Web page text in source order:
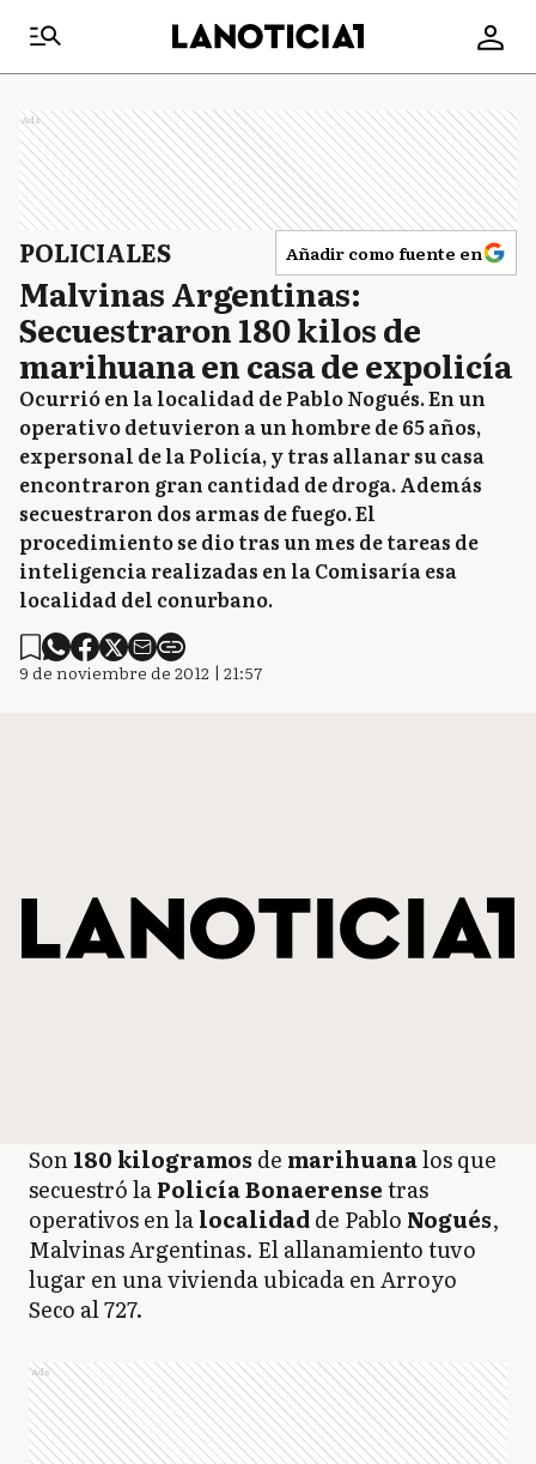
Ads
POLICIALES Añadir como fuente en
Malvinas Argentinas:
Secuestraron 180 kilos de
marihuana en casa de expolicía
Ocurrió en la localidad de Pablo Nogués. En un
operativo detuvieron a un hombre de 65 años,
expersonal de la Policía, y tras allanar su casa
encontraron gran cantidad de droga. Además
secuestraron dos armas de fuego. El
procedimiento se dio tras un mes de tareas de
inteligencia realizadas en la Comisaría esa
localidad del conurbano.
9 de noviembre de 2012 | 21:57
Son180 kilogramos de marihuanalos que
secuestró laPolicía Bonaerensetras
operativos en lalocalidadde Pablo Nogués,
Malvinas Argentinas. El allanamiento tuvo
lugar en una vivienda ubicada en Arroyo
Seco al 727.
Ads